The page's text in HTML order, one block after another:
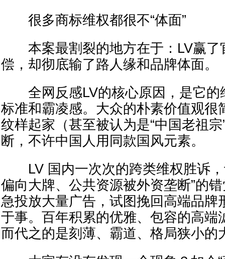
很多商标维权都很不“体面”
本案最割裂的地方在于：LV赢了
偿，却彻底输了路人缘和品牌体面。
全网反感LV的核心原因，是它的
标准和霸凌感。大众的朴素价值观很
纹样起家（甚至被认为是“中国老祖
断，不许中国人用同款国风元素。
LV 国内一次次的跨类维权胜诉，
偏向大牌、公共资源被外资垄断”的
急投放大量广告，试图挽回高端品牌
于事。百年积累的优雅、包容的高端
而代之的是刻薄、霸道、格局狭小的